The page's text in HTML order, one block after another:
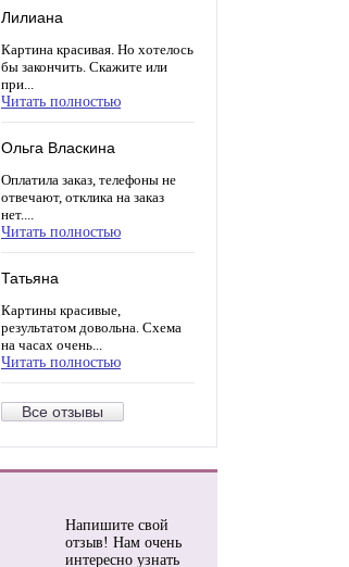
Лилиана
Картина красивая. Но хотелось
бы закончить. Скажите или
при...
Читать полностью
Ольга Власкина
Оплатила заказ, телефоны не
отвечают, отклика на заказ
нет....
Читать полностью
Татьяна
Картины красивые,
результатом довольна. Схема
на часах очень...
Читать полностью
Все отзывы
Напишите свой
отзыв! Нам очень
интересно узнать